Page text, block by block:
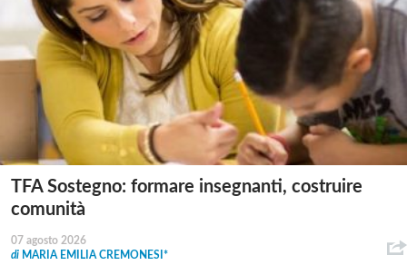
TFA Sostegno: formare insegnanti, costruire
comunità
07 agosto 2026
di MARIA EMILIA CREMONESI*